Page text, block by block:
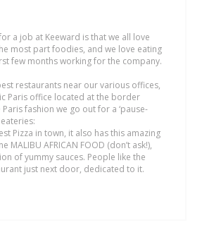
a job at Keeward is that we all love
most part foodies, and we love eating
few months working for the company.
restaurants near our various offices,
Paris office located at the border
fashion we go out for a ‘pause-
Pizza in town, it also has this amazing
AFRICAN FOOD (don’t ask!),
of yummy sauces. People like the
just next door, dedicated to it.